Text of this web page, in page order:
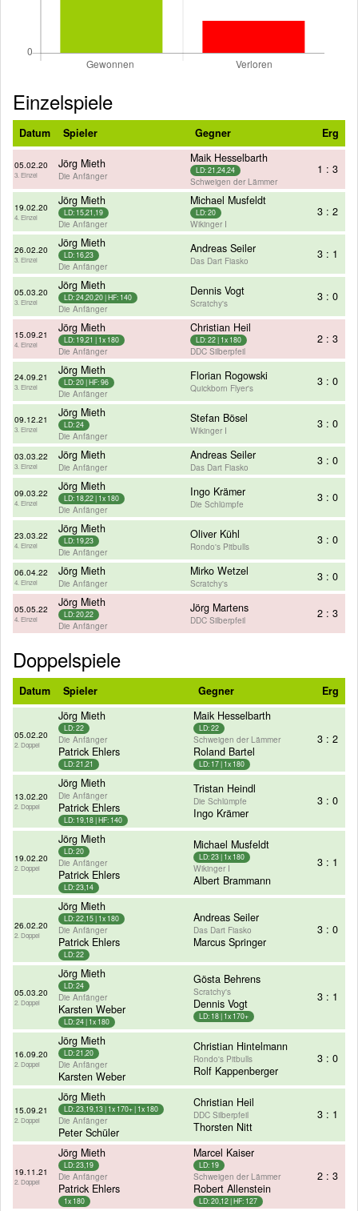
Einzelspiele
Datum Spieler Gegner Erg
05.02.20
3. Einzel
Jörg Mieth
Die Anfänger
Maik Hesselbarth
LD: 21,24,24
Schweigen der Lämmer
1 : 3
19.02.20
4. Einzel
Jörg Mieth
LD: 15,21,19
Die Anfänger
Michael Musfeldt
LD: 20
Wikinger I
3 : 2
26.02.20
3. Einzel
Jörg Mieth
LD: 16,23
Die Anfänger
Andreas Seiler
Das Dart Fiasko 3 : 1
05.03.20
3. Einzel
Jörg Mieth
LD: 24,20,20 | HF: 140
Die Anfänger
Dennis Vogt
Scratchy's 3 : 0
15.09.21
4. Einzel
Jörg Mieth
LD: 19,21 | 1x 180
Die Anfänger
Christian Heil
LD: 22 | 1x 180
DDC Silberpfeil
2 : 3
24.09.21
3. Einzel
Jörg Mieth
LD: 20 | HF: 96
Die Anfänger
Florian Rogowski
Quickborn Flyer's 3 : 0
09.12.21
3. Einzel
Jörg Mieth
LD: 24
Die Anfänger
Stefan Bösel
Wikinger I 3 : 0
03.03.22
3. Einzel
Jörg Mieth
Die Anfänger
Andreas Seiler
Das Dart Fiasko 3 : 0
09.03.22
4. Einzel
Jörg Mieth
LD: 18,22 | 1x 180
Die Anfänger
Ingo Krämer
Die Schlümpfe 3 : 0
23.03.22
4. Einzel
Jörg Mieth
LD: 19,23
Die Anfänger
Oliver Kühl
Rondo's Pitbulls 3 : 0
06.04.22
4. Einzel
Jörg Mieth
Die Anfänger
Mirko Wetzel
Scratchy's 3 : 0
05.05.22
4. Einzel
Jörg Mieth
LD: 20,22
Die Anfänger
Jörg Martens
DDC Silberpfeil 2 : 3
Doppelspiele
Datum Spieler Gegner Erg
05.02.20
2. Doppel
Jörg Mieth
LD: 22
Die Anfänger
Patrick Ehlers
LD: 21,21
Maik Hesselbarth
LD: 22
Schweigen der Lämmer
Roland Bartel
LD: 17 | 1x 180
3 : 2
13.02.20
2. Doppel
Jörg Mieth
Die Anfänger
Patrick Ehlers
LD: 19,18 | HF: 140
Tristan Heindl
Die Schlümpfe
Ingo Krämer
3 : 0
19.02.20
2. Doppel
Jörg Mieth
LD: 20
Die Anfänger
Patrick Ehlers
LD: 23,14
Michael Musfeldt
LD: 23 | 1x 180
Wikinger I
Albert Brammann
3 : 1
26.02.20
2. Doppel
Jörg Mieth
LD: 22,15 | 1x 180
Die Anfänger
Patrick Ehlers
LD: 22
Andreas Seiler
Das Dart Fiasko
Marcus Springer
3 : 0
05.03.20
2. Doppel
Jörg Mieth
LD: 24
Die Anfänger
Karsten Weber
LD: 24 | 1x 180
Gösta Behrens
Scratchy's
Dennis Vogt
LD: 18 | 1x 170+
3 : 1
16.09.20
2. Doppel
Jörg Mieth
LD: 21,20
Die Anfänger
Karsten Weber
Christian Hintelmann
Rondo's Pitbulls
Rolf Kappenberger
3 : 0
15.09.21
2. Doppel
Jörg Mieth
LD: 23,19,13 | 1x 170+ | 1x 180
Die Anfänger
Peter Schüler
Christian Heil
DDC Silberpfeil
Thorsten Nitt
3 : 1
19.11.21
2. Doppel
Jörg Mieth
LD: 23,19
Die Anfänger
Patrick Ehlers
1x 180
Marcel Kaiser
LD: 19
Schweigen der Lämmer
Robert Allenstein
LD: 20,12 | HF: 127
2 : 3